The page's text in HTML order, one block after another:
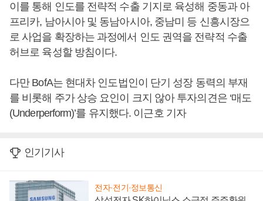
이를 통해 인도를 전략적 수출 기지로 육성해 중동과 아
프리카, 남아시아 및 동남아시아, 중남미 등 신흥시장으
로 사업을 확장하는 과정에서 인도 권역을 전략적 수출
허브로 육성할 방침이다.
다만 BofA는 현대차 인도법인이 단기 성장 동력의 부재
를 비롯해 주가 상승 요인이 크지 않아 투자의견은 ‘매도
(Underperform)’를 유지했다. 이근호 기자
인기기사
전자·전기·정보통신